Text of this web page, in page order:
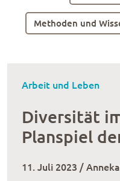
Methoden und
Arbeit und Leben
Diversität
Planspiel
11. Juli 2023 /